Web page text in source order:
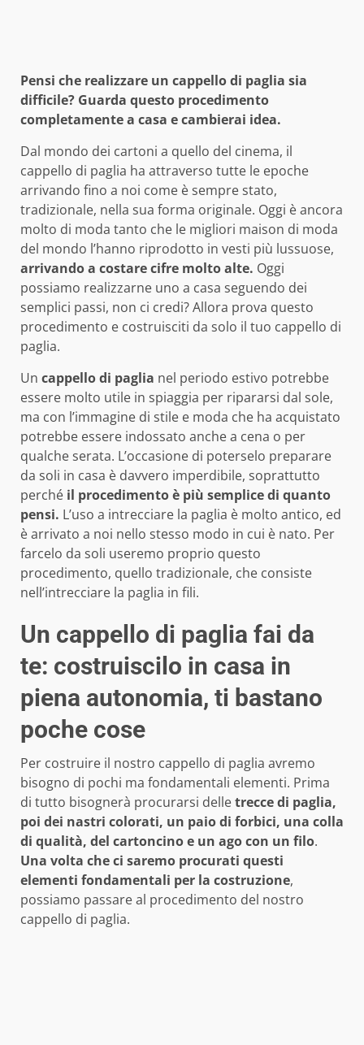
Pensi che realizzare un cappello di paglia sia
difficile? Guarda questo procedimento
completamente a casa e cambierai idea.
Dal mondo dei cartoni a quello del cinema, il
cappello di paglia ha attraverso tutte le epoche
arrivando fino a noi come è sempre stato,
tradizionale, nella sua forma originale. Oggi è ancora
molto di moda tanto che le migliori maison di moda
del mondo l’hanno riprodotto in vesti più lussuose,
arrivando a costare cifre molto alte. Oggi
possiamo realizzarne uno a casa seguendo dei
semplici passi, non ci credi? Allora prova questo
procedimento e costruisciti da solo il tuo cappello di
paglia.
Un cappello di paglia nel periodo estivo potrebbe
essere molto utile in spiaggia per ripararsi dal sole,
ma con l’immagine di stile e moda che ha acquistato
potrebbe essere indossato anche a cena o per
qualche serata. L’occasione di poterselo preparare
da soli in casa è davvero imperdibile, soprattutto
perché il procedimento è più semplice di quanto
pensi. L’uso a intrecciare la paglia è molto antico, ed
è arrivato a noi nello stesso modo in cui è nato. Per
farcelo da soli useremo proprio questo
procedimento, quello tradizionale, che consiste
nell’intrecciare la paglia in fili.
Un cappello di paglia fai da
te: costruiscilo in casa in
piena autonomia, ti bastano
poche cose
Per costruire il nostro cappello di paglia avremo
bisogno di pochi ma fondamentali elementi. Prima
di tutto bisognerà procurarsi delletrecce di paglia,
poi dei nastri colorati, un paio di forbici, una colla
di qualità, del cartoncino e un ago con un filo.
Una volta che ci saremo procurati questi
elementi fondamentali per la costruzione,
possiamo passare al procedimento del nostro
cappello di paglia.